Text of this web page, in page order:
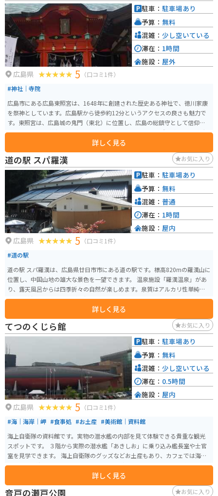
広島県 5 （口コミ1件）
#神社｜寺院
広島市にある広島東照宮は、1648年に創建された歴史ある神社で、徳川家康
を祭神としています。広島駅から徒歩約12分というアクセスの良さも魅力で
す。東照宮は、広島城の鬼門（東北）に位置し、広島の総鎮守として信仰を
集めています。 神社の見どころの一つは、被爆建物として残る唐門や手水舎
などで、これらは広島市の重要文化財に指定されています。特に唐門は江戸
時代初期の建築様式を今に伝える貴重な建造物です。広島東照宮は、厄除招
福、病気平癒、安産や子育てなどのご利益があるとされ、多くの参拝者が訪
れます。また、初宮詣や七五三などの行事も行われており、地域の人々に親
しまれています。
詳しく見る
駐車： 駐車場あり
予算： 無料
混雑： 少し空いている
滞在： 1時間
施設： 屋外
道の駅 スパ羅漢 お気に入り
広島県 5 （口コミ1件）
#道の駅
道の駅 スパ羅漢は、広島県廿日市市にある道の駅です。標高820mの羅漢山に
位置し、中国山地の雄大な景色を一望できます。 温泉施設「羅漢温泉」があ
り、露天風呂からは四季折々の自然が楽しめます。泉質はアルカリ性単純温
泉で、神経痛や筋肉痛などに効果があるとされています。レストランでは、
地元産の食材を使った料理や、名物の羅漢バーガーなどが味わえます。 バイ
クで訪れる場合、広島市内から約1時間30分ほどで到着します。山道はカーブ
が多いため、安全運転を心がけましょう。駐車場は広く、バイク専用のスペ
ースもあります。 周辺には、羅漢山牧場や深入山など、自然豊かな観光スポ
ットが点在しています。また、秋には紅葉の名所としても知られています。道
の駅 スパ羅漢は、自然を満喫したい方や、温泉でゆっくりとくつろぎたい方
におすすめのスポットです。
詳しく見る
駐車： 駐車場あり
予算： 無料
混雑： 普通
滞在： 1時間
施設： 屋内
てつのくじら館 お気に入り
広島県 5 （口コミ1件）
#海｜海岸｜岬 #食事処 #お土産 #美術館｜資料館
海上自衛隊の資料館です。実物の潜水艦の内部を見て体験できる貴重な観光
スポットです。 ３階から実際の潜水艦「あきしお」に乗り込み艦長室や士官
室を見学できます。 海上自衛隊のグッズなどお土産もあり、カフェでは海軍
カレーや掃海フロート、あきしおパフェなどオリジナルメニューも楽しめま
す。 海沿いを走っていけば現役の潜水艦が停泊してることが多いので、タイ
ミングが良ければ見られます。
詳しく見る
駐車： 駐車場あり
予算： 無料
混雑： 少し空いている
滞在： 0.5時間
施設： 屋内
音戸の瀬戸公園 お気に入り